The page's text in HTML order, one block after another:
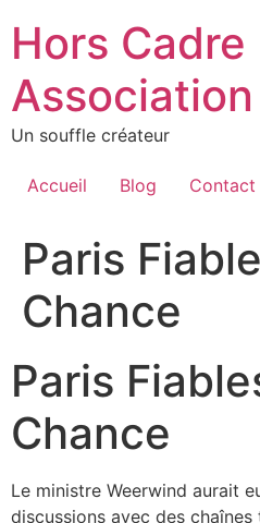
contenu
Hors Cadre
Association
Un souffle créateur
Accueil Blog Contact
Paris
Chance
Paris
Chance
Le ministre Weerwind aurait
discussions avec des